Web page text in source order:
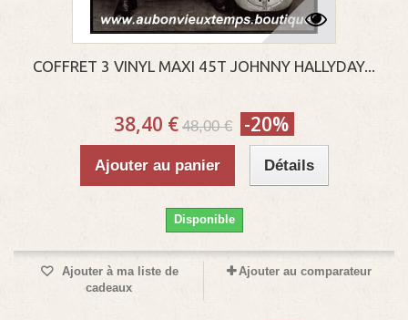
COFFRET 3 VINYL MAXI 45T JOHNNY HALLYDAY...
38,40 € 48,00 € -20%
Ajouter au panier Détails
Disponible
Ajouter à ma liste de
cadeaux
Ajouter au comparateur